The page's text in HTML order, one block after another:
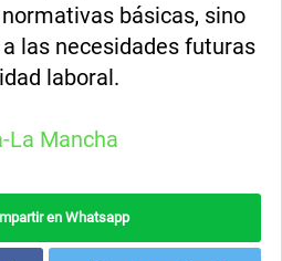
básicas, sino
las necesidades futuras
laboral.
La Mancha
en Whatsapp